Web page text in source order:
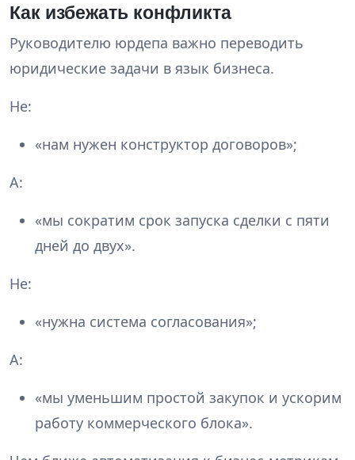
Как избежать конфликта
Руководителю юрдепа важно переводить
юридические задачи в язык бизнеса.
Не:
«нам нужен конструктор договоров»;
А:
«мы сократим срок запуска сделки с пяти
дней до двух».
Не:
«нужна система согласования»;
А:
«мы уменьшим простой закупок и ускорим
работу коммерческого блока».